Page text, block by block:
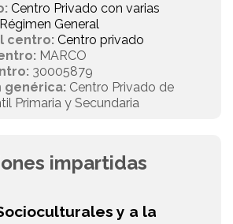
Centro Privado con varias
General
centro: Centro privado
MARCO
30005879
genérica: Centro Privado de
Primaria y Secundaria
impartidas
y a la